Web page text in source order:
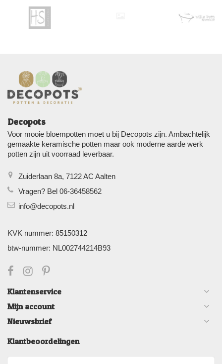
Decopots
Voor mooie bloempotten moet u bij Decopots zijn. Ambachtelijk
gemaakte keramische potten maar ook moderne aarde werk
potten zijn uit voorraad leverbaar.
Zuiderlaan 8a, 7122 AC Aalten
Vragen? Bel 06-36458562
info@decopots.nl
KVK nummer: 85150312
btw-nummer: NL002744214B93
Klantenservice
Mijn account
Nieuwsbrief
Klantbeoordelingen